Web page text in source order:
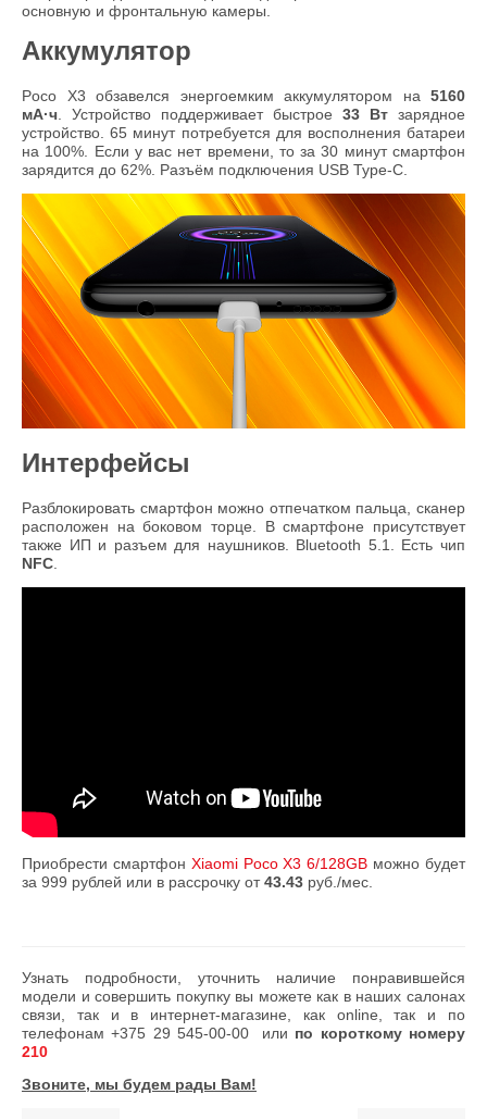
основную и фронтальную камеры.
Аккумулятор
Poco X3 обзавелся энергоемким аккумулятором на 5160
мА·ч. Устройство поддерживает быстрое 33 Вт зарядное
устройство. 65 минут потребуется для восполнения батареи
на 100%. Если у вас нет времени, то за 30 минут смартфон
зарядится до 62%. Разъём подключения USB Type-C.
Интерфейсы
Разблокировать смартфон можно отпечатком пальца, сканер
расположен на боковом торце. В смартфоне присутствует
также ИП и разъем для наушников. Bluetooth 5.1. Есть чип
NFC
Приобрести смартфон Xiaomi Poco X3 6/128GB можно будет
за 999 рублей или в рассрочку от43.43 руб./мес.
Узнать подробности, уточнить наличие понравившейся
модели и совершить покупку вы можете как в наших салонах
связи, так и в интернет-магазине, как online, так и по
телефонам+375 29 545-00-00 или по короткому номеру
210
Звоните, мы будем рады Вам!